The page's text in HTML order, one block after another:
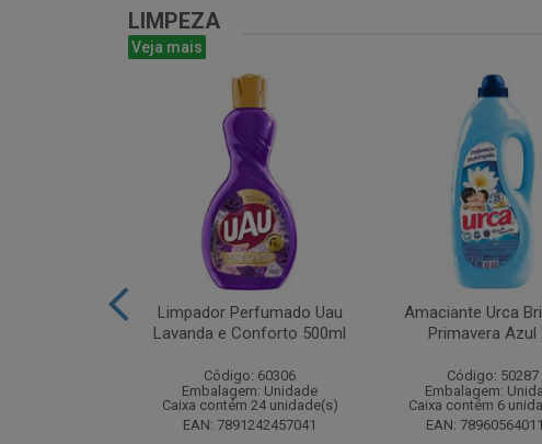
LIMPEZA
Veja mais
Limpador Perfumado Uau
Lavanda e Conforto 500ml
Código: 60306
Embalagem: Unidade
Caixa contém 24 unidade(s)
EAN: 7891242457041
Amaciante Urca
Primavera Azul
Código: 50287
Embalagem:
Caixa contém 6
EAN: